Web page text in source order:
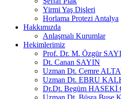
Yirmi Yaş Dişleri
Horlama Protezi Antalya
Hakkımızda
Anlaşmalı Kurumlar
Hekimlerimiz
Prof. Dr. M. Özgür
Dt. Canan SAYIN
Uzman Dt. Cemre
Uzman Dt. EBRU
Dr.Dt. Begüm HASEKİ
Uzman Dt. Büşra Buse